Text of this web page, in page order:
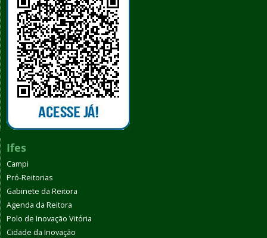
Ifes
Campi
Pró-Reitorias
Gabinete da Reitora
Agenda da Reitora
Polo de Inovação Vitória
Cidade da Inovação